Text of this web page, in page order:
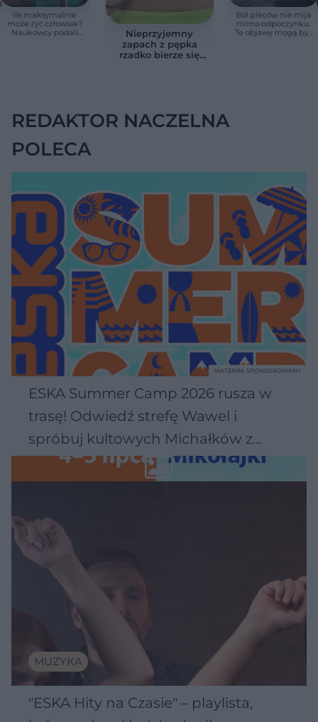
Ile maksymalnie
może żyć człowiek?
Naukowcy podali
Nieprzyjemny
zapach z pępka
rzadko bierze się
Ból pleców nie mija
mimo odpoczynku.
Te objawy mogą być
REDAKTOR NACZELNA
POLECA
ESKA Summer Camp 2026 rusza w
trasę! Odwiedź strefę Wawel i
spróbuj kultowych Michałków z
Wawelu
MATERIAŁ SPONSOROWANY
MUZYKA
"ESKA Hity na Czasie" – playlista,